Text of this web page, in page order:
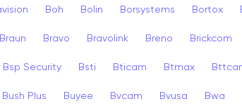
Boh Bolin Borsystems Bortox
Braun Bravo Bravolink Breno Brickcom
Bsp Security Bsti Bticam Btmax
Bush Plus Buyee Bvcam Bvusa Bwa